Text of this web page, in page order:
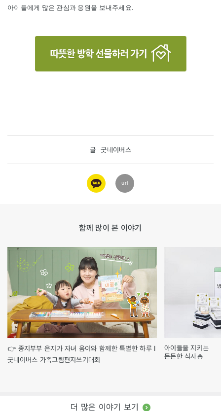
아이들에게 많은 관심과 응원을 보내주세요.
글 굿네이버스
카카오
링크
url
함께 많이 본 이야기
👉 종지부부 은지가 자녀 움이와 함께한 특별한 하루 l
굿네이버스 가족그림편지쓰기대회
아이들을 지키는
든든한 식사🍚
더 많은 이야기 보기